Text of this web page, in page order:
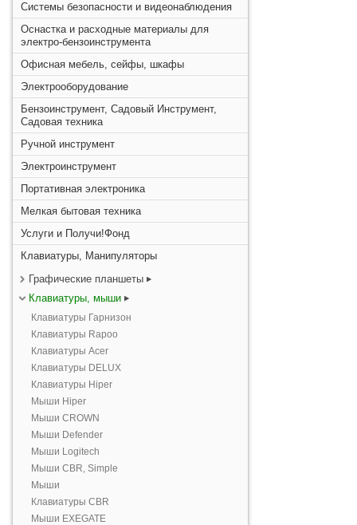
Системы безопасности и видеонаблюдения
Оснастка и расходные материалы для
электро-бензоинструмента
Офисная мебель, сейфы, шкафы
Электрооборудование
Бензоинструмент, Садовый Инструмент,
Садовая техника
Ручной инструмент
Электроинструмент
Портативная электроника
Мелкая бытовая техника
Услуги и Получи!Фонд
Клавиатуры, Манипуляторы
Графические планшеты
Клавиатуры, мыши
Клавиатуры Гарнизон
Клавиатуры Rapoo
Клавиатуры Acer
Клавиатуры DELUX
Клавиатуры Hiper
Мыши Hiper
Мыши CROWN
Мыши Defender
Мыши Logitech
Мыши CBR, Simple
Мыши
Клавиатуры CBR
Мыши EXEGATE